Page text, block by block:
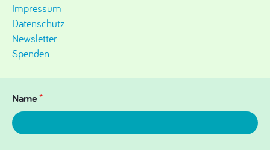
Impressum
Datenschutz
Newsletter
Spenden
Name*